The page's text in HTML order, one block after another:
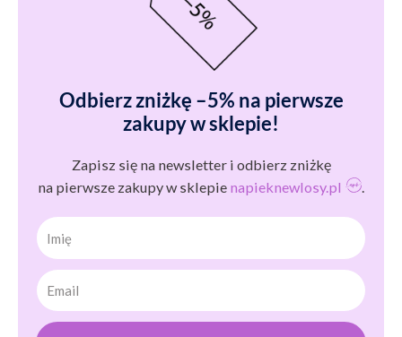
Odbierz zniżkę –5% na pierwsze
zakupy w sklepie!
Zapisz się na newsletter i odbierz zniżkę
na pierwsze zakupy w sklepie napieknewlosy.pl .
Imię